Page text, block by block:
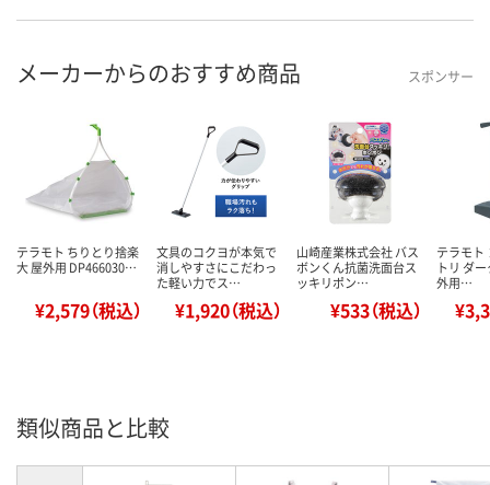
メーカーからのおすすめ商品 スポンサー
テラモト ちりとり捨楽
大 屋外用 DP466030…
¥2,579（税込）
文具のコクヨが本気で
消しやすさにこだわっ
た軽い力でス…
¥1,920（税込）
山崎産業株式会社 バス
ボンくん抗菌洗面台ス
ッキリポン…
¥533（税込）
テラモト
トリ ダ
外用…
類似商品と比較